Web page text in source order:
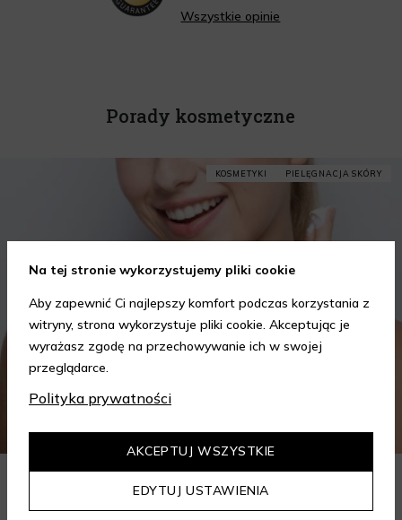
Wszystkie opinie
Porady kosmetyczne
KOSMETYKI PIELĘGNACJA SKÓRY
Jak wybrać krem do twarzy w zależności od potrzeb?
Poradnik
Na tej stronie wykorzystujemy pliki cookie
Aby zapewnić Ci najlepszy komfort podczas korzystania z
witryny, strona wykorzystuje pliki cookie. Akceptując je
wyrażasz zgodę na przechowywanie ich w swojej
przeglądarce.
Polityka prywatności
EDYTUJ USTAWIENIA
AKCEPTUJ WSZYSTKIE